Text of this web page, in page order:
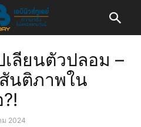
เลียนตัวปลอม –
นติภาพใน
ม 2024